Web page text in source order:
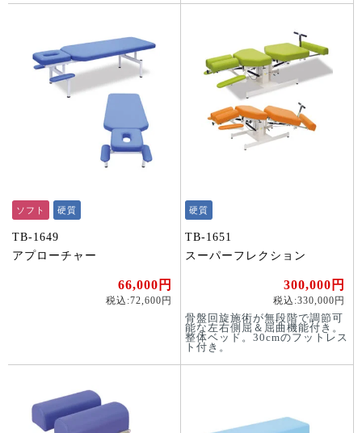
ソフト 硬質
TB-1649
アプローチャー
66,000円
税込:72,600円
硬質
TB-1651
スーパーフレクション
300,000円
税込:330,000円
骨盤回旋施術が無段階で調節可
能な左右側屈＆屈曲機能付き。
整体ベッド。30cmのフットレス
ト付き。